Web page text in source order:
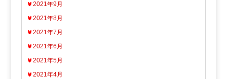
2021年9月
2021年8月
2021年7月
2021年6月
2021年5月
2021年4月